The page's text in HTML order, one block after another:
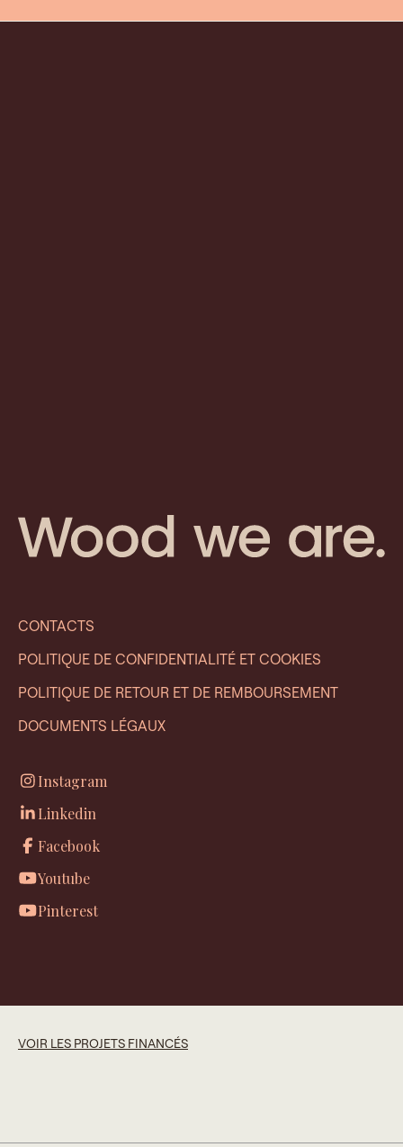
CONTACTS
POLITIQUE DE CONFIDENTIALITÉ ET COOKIES
POLITIQUE DE RETOUR ET DE REMBOURSEMENT
DOCUMENTS LÉGAUX
Instagram
Linkedin
Facebook
Youtube
Pinterest
VOIR LES PROJETS FINANCÉS